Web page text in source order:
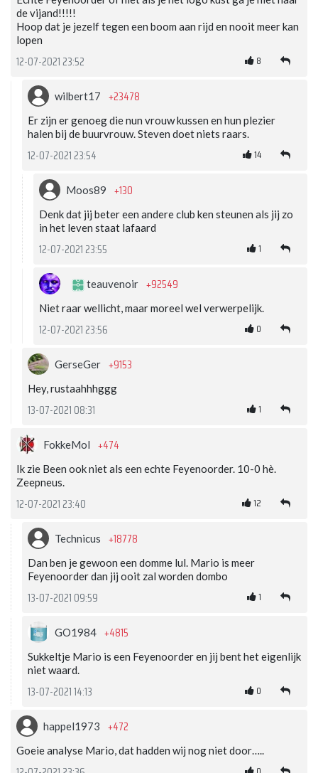
de vijand!!!!!
Hoop dat je jezelf tegen een boom aan rijd en nooit meer kan
lopen
12-07-2021 23:52 8
wilbert17 +23478
Er zijn er genoeg die nun vrouw kussen en hun plezier
halen bij de buurvrouw. Steven doet niets raars.
12-07-2021 23:54 14
Moos89 +130
Denk dat jij beter een andere club ken steunen als jij zo
in het leven staat lafaard
12-07-2021 23:55 1
teauvenoir +92549
Niet raar wellicht, maar moreel wel verwerpelijk.
12-07-2021 23:56 0
GerseGer +9153
Hey, rustaahhhggg
13-07-2021 08:31 1
FokkeMol +474
Ik zie Been ook niet als een echte Feyenoorder. 10-0 hè.
Zeepneus.
12-07-2021 23:40 12
Technicus +18778
Dan ben je gewoon een domme lul. Mario is meer
Feyenoorder dan jij ooit zal worden dombo
13-07-2021 09:59 1
GO1984 +4815
Sukkeltje Mario is een Feyenoorder en jij bent het eigenlijk
niet waard.
13-07-2021 14:13 0
happel1973 +472
Goeie analyse Mario, dat hadden wij nog niet door…..